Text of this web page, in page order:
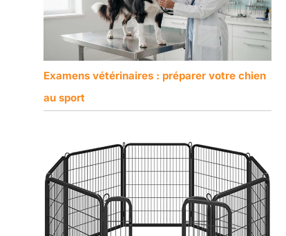
Examens vétérinaires : préparer votre chien
au sport